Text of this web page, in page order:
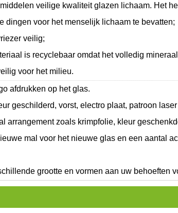
veilige kwaliteit glazen lichaam. Het
dingen voor het menselijk lichaam te bevatten;
veilig;
is recyclebaar omdat het volledig
voor het milieu.
afdrukken op het glas.
geschilderd, vorst, electro plaat, patroon
arrangement zoals krimpfolie, kleur
mal voor het nieuwe glas en een aantal
grootte en vormen aan uw behoeften